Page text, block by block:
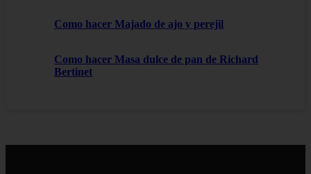
Como hacer Majado de ajo y perejil
Como hacer Masa dulce de pan de Richard
Bertinet